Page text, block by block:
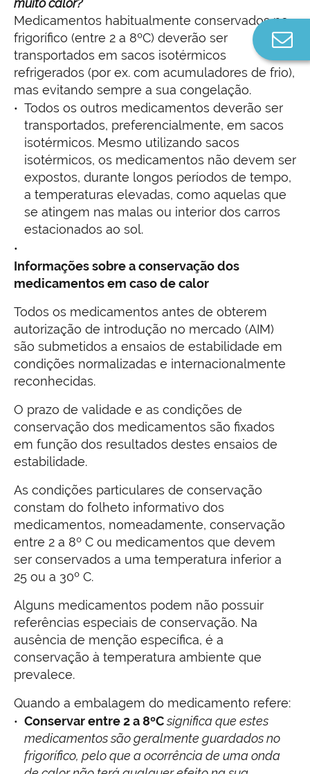
muito calor?
Medicamentos habitualmente conservados no
frigorífico (entre 2 a 8ºC) deverão ser
transportados em sacos isotérmicos
refrigerados (por ex. com acumuladores de frio),
mas evitando sempre a sua congelação.
Todos os outros medicamentos deverão ser
transportados, preferencialmente, em sacos
isotérmicos. Mesmo utilizando sacos
isotérmicos, os medicamentos não devem ser
expostos, durante longos períodos de tempo,
a temperaturas elevadas, como aquelas que
se atingem nas malas ou interior dos carros
estacionados ao sol.
Informações sobre a conservação dos
medicamentos em caso de calor
Todos os medicamentos antes de obterem
autorização de introdução no mercado (AIM)
são submetidos a ensaios de estabilidade em
condições normalizadas e internacionalmente
reconhecidas.
O prazo de validade e as condições de
conservação dos medicamentos são fixados
em função dos resultados destes ensaios de
estabilidade.
As condições particulares de conservação
constam do folheto informativo dos
medicamentos, nomeadamente, conservação
entre 2 a 8º C ou medicamentos que devem
ser conservados a uma temperatura inferior a
25 ou a 30º C.
Alguns medicamentos podem não possuir
referências especiais de conservação. Na
ausência de menção específica, é a
conservação à temperatura ambiente que
prevalece.
Quando a embalagem do medicamento refere:
Conservar entre 2 a 8ºCsignifica que estes
medicamentos são geralmente guardados no
frigorífico, pelo que a ocorrência de uma onda